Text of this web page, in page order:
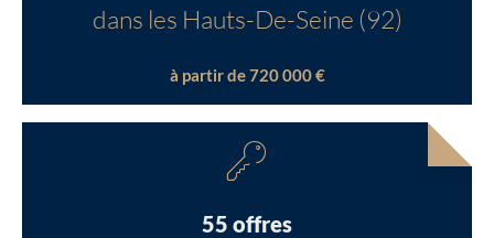
dans les Hauts-De-Seine (92)
à partir de 720 000 €
55 offres